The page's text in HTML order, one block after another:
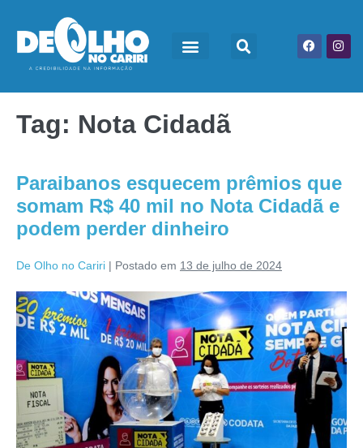
Tag: Nota Cidadã
Paraibanos esquecem prêmios que
somam R$ 40 mil no Nota Cidadã e
podem perder dinheiro
De Olho no Cariri | Postado em 13 de julho de 2024